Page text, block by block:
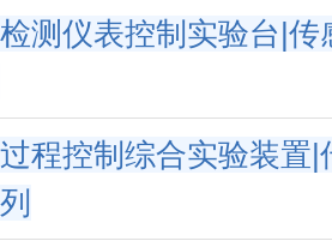
测仪表控制实验台|传
程控制综合实验装置|